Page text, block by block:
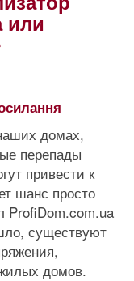
или
домах,
перепады
привести к
шанс просто
ProfiDom.com.ua
существуют
домов.